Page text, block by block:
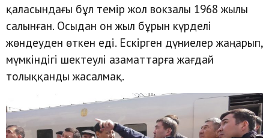
қаласындағы бұл темір жол вокзалы 1968 жылы
салынған. Осыдан он жыл бұрын күрделі
жөндеуден өткен еді. Ескірген дүниелер жаңарып,
мүмкіндігі шектеулі азаматтарға жағдай
толыққанды жасалмақ.